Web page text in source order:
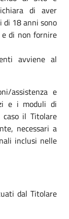
di aver
di 18 anni sono
di non fornire
avviene al
assistenza e
e i moduli di
il Titolare
necessari a
inclusi nelle
dal Titolare